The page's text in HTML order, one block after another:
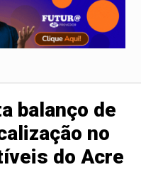
balanço de
no
do Acre